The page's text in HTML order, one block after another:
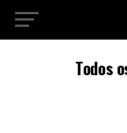
Todos